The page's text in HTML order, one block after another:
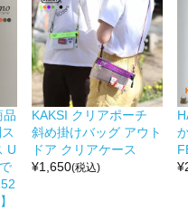
品
U
KAKSI クリアポーチ
斜め掛けバッグ アウト
ドア クリアケース
¥1,650(税込)
¥